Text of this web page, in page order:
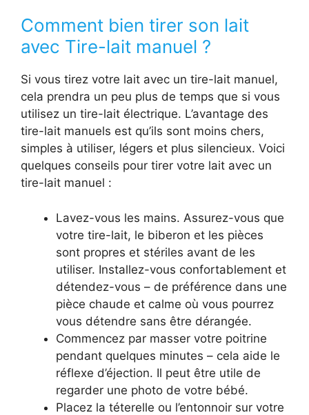
Comment bien tirer son lait
avec Tire-lait manuel ?
Si vous tirez votre lait avec un tire-lait manuel,
cela prendra un peu plus de temps que si vous
utilisez un tire-lait électrique. L’avantage des
tire-lait manuels est qu’ils sont moins chers,
simples à utiliser, légers et plus silencieux. Voici
quelques conseils pour tirer votre lait avec un
tire-lait manuel :
Lavez-vous les mains. Assurez-vous que
votre tire-lait, le biberon et les pièces
sont propres et stériles avant de les
utiliser. Installez-vous confortablement et
détendez-vous – de préférence dans une
pièce chaude et calme où vous pourrez
vous détendre sans être dérangée.
Commencez par masser votre poitrine
pendant quelques minutes – cela aide le
réflexe d’éjection. Il peut être utile de
regarder une photo de votre bébé.
Placez la téterelle ou l’entonnoir sur votre